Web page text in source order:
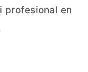
profesional en